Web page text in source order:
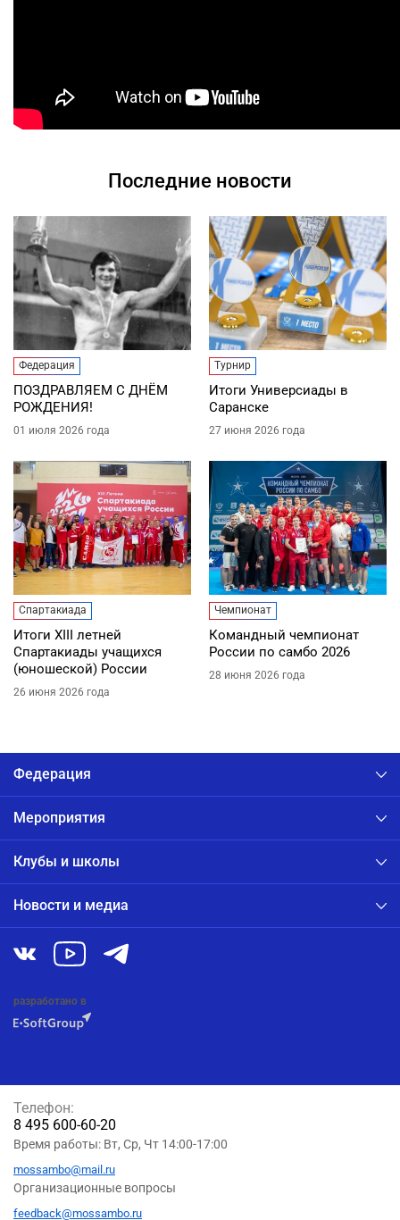
Последние новости
Федерация
ПОЗДРАВЛЯЕМ С ДНЁМ
РОЖДЕНИЯ!
01 июля 2026 года
Турнир
Итоги Универсиады в
Саранске
27 июня 2026 года
Спартакиада
Итоги XIII летней
Спартакиады учащихся
(юношеской) России
26 июня 2026 года
Чемпионат
Командный чемпионат
России по самбо 2026
28 июня 2026 года
Федерация
Мероприятия
Клубы и школы
Новости и медиа
разработано в
Телефон:
8 495 600-60-20
Время работы: Вт, Ср, Чт 14:00-17:00
mossambo@mail.ru
Организационные вопросы
feedback@mossambo.ru